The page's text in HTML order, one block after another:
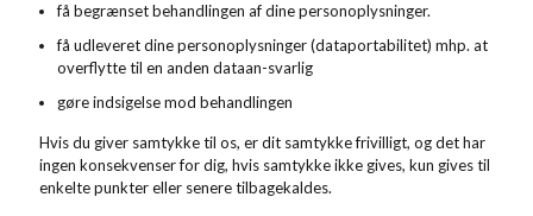
få begrænset behandlingen af dine personoplysninger.
få udleveret dine personoplysninger (dataportabilitet) mhp. at
overflytte til en anden dataan-svarlig
gøre indsigelse mod behandlingen
Hvis du giver samtykke til os, er dit samtykke frivilligt, og det har
ingen konsekvenser for dig, hvis samtykke ikke gives, kun gives til
enkelte punkter eller senere tilbagekaldes.